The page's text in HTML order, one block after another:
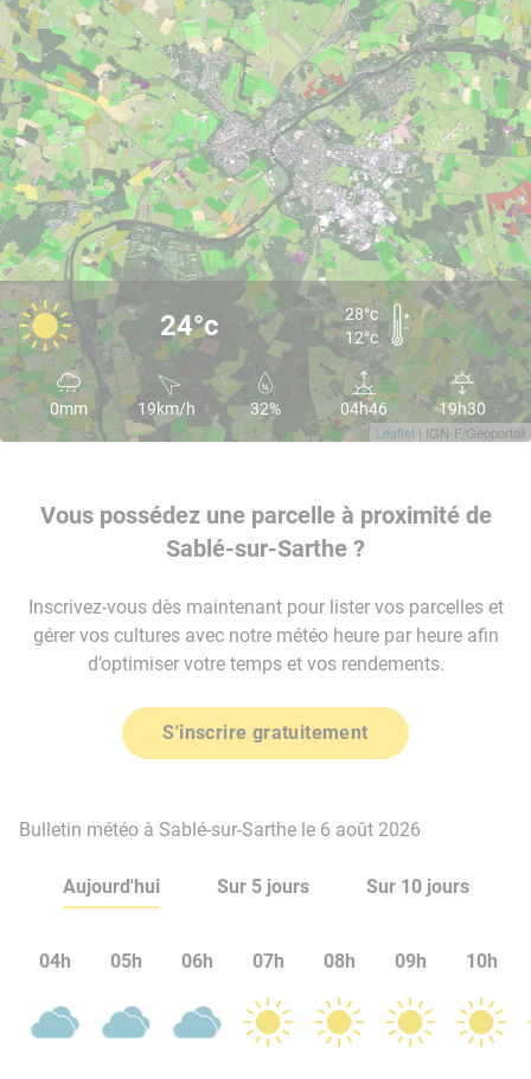
Leaflet | IGN-F/Geoportail
24°c
28°c
12°c
0mm 19km/h 32% 04h46 19h30
Vous possédez une parcelle à proximité de
Sablé-sur-Sarthe ?
Inscrivez-vous dès maintenant pour lister vos parcelles et
gérer vos cultures avec notre météo heure par heure afin
d’optimiser votre temps et vos rendements.
S'inscrire gratuitement
Bulletin météo à Sablé-sur-Sarthe le 6 août 2026
Aujourd'hui Sur 5 jours Sur 10 jours
04h 05h 06h 07h 08h 09h 10h